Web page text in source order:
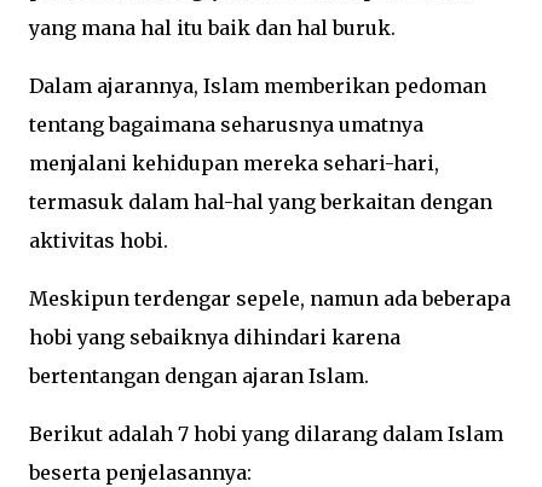
yang mana hal itu baik dan hal buruk.
Dalam ajarannya, Islam memberikan pedoman
tentang bagaimana seharusnya umatnya
menjalani kehidupan mereka sehari-hari,
termasuk dalam hal-hal yang berkaitan dengan
aktivitas hobi.
Meskipun terdengar sepele, namun ada beberapa
hobi yang sebaiknya dihindari karena
bertentangan dengan ajaran Islam.
Berikut adalah 7 hobi yang dilarang dalam Islam
beserta penjelasannya: